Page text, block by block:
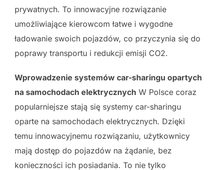
prywatnych. To innowacyjne rozwiązanie
umożliwiające kierowcom łatwe i wygodne
ładowanie swoich pojazdów, co przyczynia się do
poprawy transportu i redukcji emisji CO2.
Wprowadzenie systemów car-sharingu opartych
na samochodach elektrycznych W Polsce coraz
popularniejsze stają się systemy car-sharingu
oparte na samochodach elektrycznych. Dzięki
temu innowacyjnemu rozwiązaniu, użytkownicy
mają dostęp do pojazdów na żądanie, bez
konieczności ich posiadania. To nie tylko